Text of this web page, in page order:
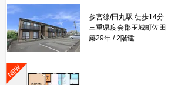
参宮線/田丸駅 徒歩14分
三重県度会郡玉城町佐田
築29年
2階建